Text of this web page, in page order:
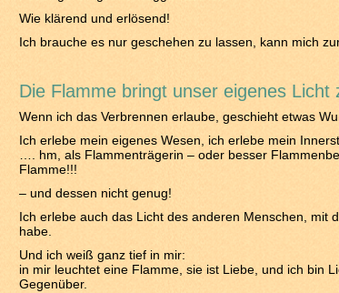
Wie klärend und erlösend!
Ich brauche es nur geschehen zu lassen, kann mich
Die Flamme bringt unser eigenes Licht
Wenn ich das Verbrennen erlaube, geschieht etwas
Ich erlebe mein eigenes Wesen, ich erlebe mein
…. hm, als Flammenträgerin – oder besser
Flamme!!!
– und dessen nicht genug!
Ich erlebe auch das Licht des anderen Menschen, mit
habe.
Und ich weiß ganz tief in mir:
in mir leuchtet eine Flamme, sie ist Liebe, und ich bin
Gegenüber.